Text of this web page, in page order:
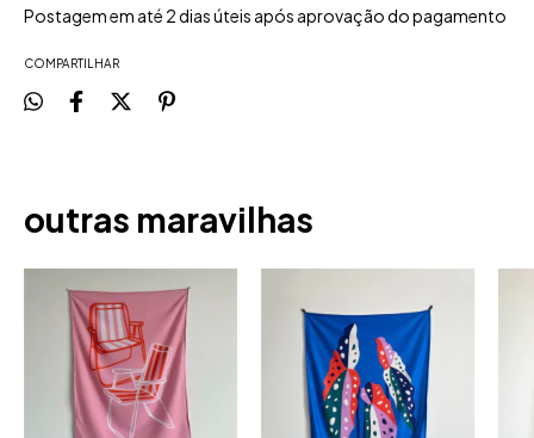
Postagem em até 2 dias úteis após aprovação do pagamento
COMPARTILHAR
outras maravilhas